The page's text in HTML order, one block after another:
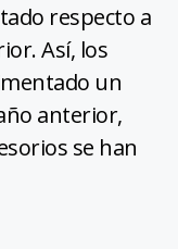
respecto a
Así, los
un
anterior,
se han